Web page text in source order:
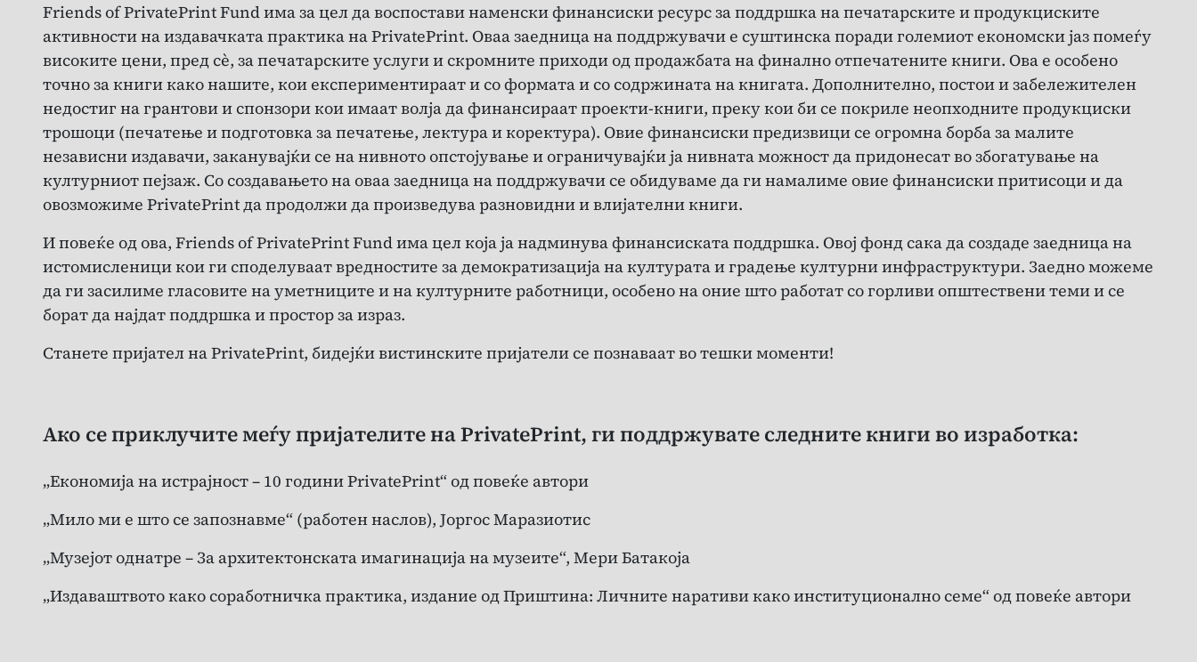
Friends of PrivatePrint Fund има за цел да воспостави наменски финансиски ресурс за поддршка на печатарските и продукциските
активности на издавачката практика на PrivatePrint. Оваа заедница на поддржувачи е суштинска поради големиот економски јаз помеѓу
високите цени, пред сè, за печатарските услуги и скромните приходи од продажбата на финално отпечатените книги. Ова е особено
точно за книги како нашите, кои експериментираат и со формата и со содржината на книгата. Дополнително, постои и забележителен
недостиг на грантови и спонзори кои имаат волја да финансираат проекти-книги, преку кои би се покриле неопходните продукциски
трошоци (печатење и подготовка за печатење, лектура и коректура). Овие финансиски предизвици се огромна борба за малите
независни издавачи, заканувајќи се на нивното опстојување и ограничувајќи ја нивната можност да придонесат во збогатување на
културниот пејзаж. Со создавањето на оваа заедница на поддржувачи се обидуваме да ги намалиме овие финансиски притисоци и да
овозможиме PrivatePrint да продолжи да произведува разновидни и влијателни книги.
И повеќе од ова, Friends of PrivatePrint Fund има цел која ја надминува финансиската поддршка. Овој фонд сака да создаде заедница на
истомисленици кои ги споделуваат вредностите за демократизација на културата и градење културни инфраструктури. Заедно можеме
да ги засилиме гласовите на уметниците и на културните работници, особено на оние што работат со горливи општествени теми и се
борат да најдат поддршка и простор за израз.
Станете пријател на PrivatePrint, бидејќи вистинските пријатели се познаваат во тешки моменти!
Ако се приклучите меѓу пријателите на PrivatePrint, ги поддржувате следните книги во изработка:
„Економија на истрајност – 10 години PrivatePrint“ од повеќе автори
„Мило ми е што се запознавме“ (работен наслов), Јоргос Маразиотис
„Музејот однатре – За архитектонската имагинација на музеите“, Мери Батакоја
„Издаваштвото како соработничка практика, издание од Приштина: Личните наративи како институционално семе“ од повеќе автори